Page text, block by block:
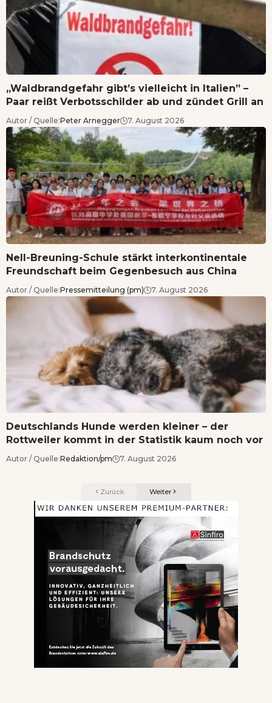
„Waldbrandgefahr gibt’s vielleicht in Italien” –
Paar reißt Verbotsschilder ab und zündet Grill an
Autor / Quelle:Peter Arnegger 7. August 2026
Nell-Breuning-Schule stärkt interkontinentale
Freundschaft beim Gegenbesuch aus China
Autor / Quelle:Pressemitteilung (pm) 7. August 2026
Deutschlands Hunde werden kleiner – der
Rottweiler kommt in der Statistik kaum noch vor
Autor / Quelle:Redaktion/pm 7. August 2026
Zurück Weiter